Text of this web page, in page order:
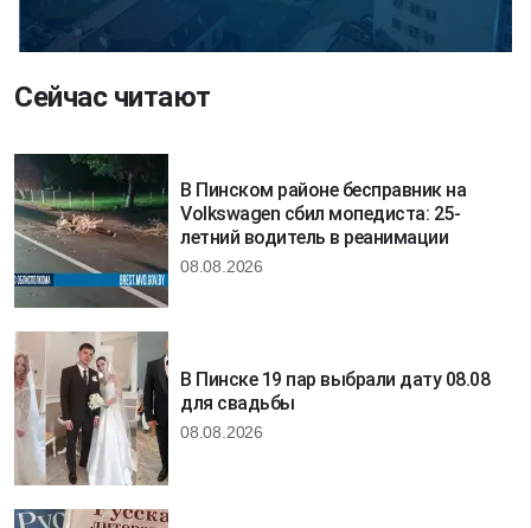
Сейчас читают
В Пинском районе бесправник на
Volkswagen сбил мопедиста: 25-
летний водитель в реанимации
08.08.2026
В Пинске 19 пар выбрали дату 08.08
для свадьбы
08.08.2026